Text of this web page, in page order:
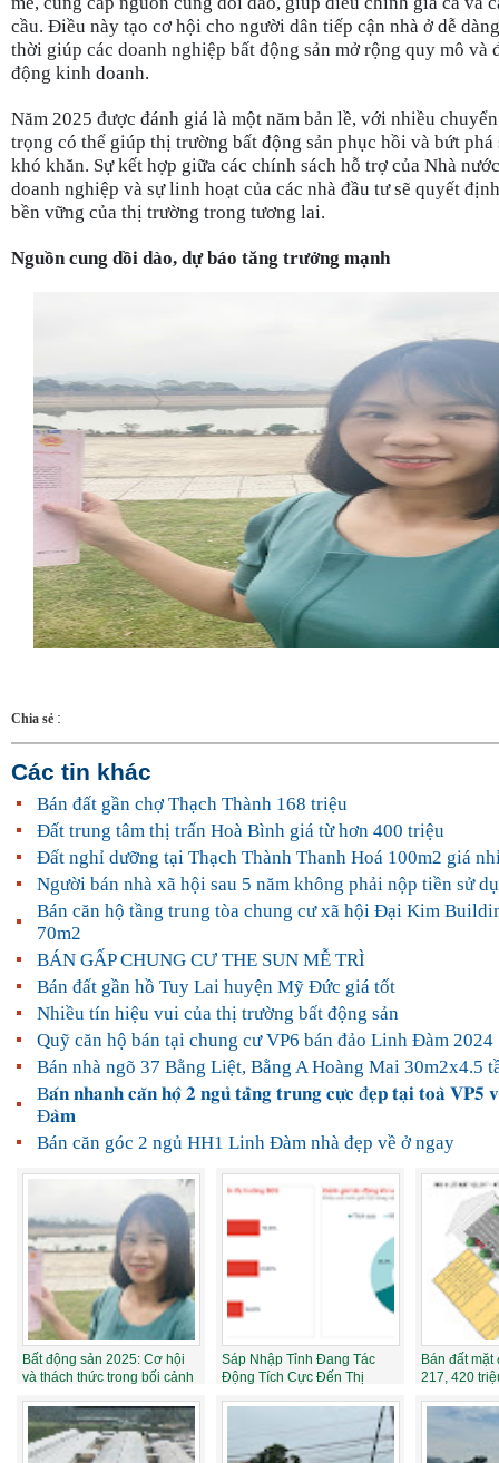
cầu. Điều này tạo cơ hội cho người dân tiếp cận nhà ở dễ
thời giúp các doanh nghiệp bất động sản mở rộng quy mô và
động kinh doanh.
Năm 2025 được đánh giá là một năm bản lề, với nhiều
trọng có thể giúp thị trường bất động sản phục hồi và bứt phá
khó khăn. Sự kết hợp giữa các chính sách hỗ trợ của Nhà
doanh nghiệp và sự linh hoạt của các nhà đầu tư sẽ quyết
bền vững của thị trường trong tương lai.
Nguồn cung dồi dào, dự báo tăng trưởng mạnh
Chia sẻ :
Các tin khác
Bán đất gần chợ Thạch Thành 168 triệu
Đất trung tâm thị trấn Hoà Bình giá từ hơn 400 triệu
Đất nghỉ dưỡng tại Thạch Thành Thanh Hoá 100m2 giá
Người bán nhà xã hội sau 5 năm không phải nộp tiền sử
Bán căn hộ tầng trung tòa chung cư xã hội Đại Kim
70m2
BÁN GẤP CHUNG CƯ THE SUN MỄ TRÌ
Bán đất gần hồ Tuy Lai huyện Mỹ Đức giá tốt
Nhiều tín hiệu vui của thị trường bất động sản
Quỹ căn hộ bán tại chung cư VP6 bán đảo Linh Đàm 2024
Bán nhà ngõ 37 Bằng Liệt, Bằng A Hoàng Mai 30m2x4.5
B𝐚́𝐧 𝐧𝐡𝐚𝐧𝐡 𝐜𝐚̆𝐧 𝐡𝐨̣̂ 𝟐 𝐧𝐠𝐮̉ 𝐭𝐚̂̀𝐧𝐠 𝐭𝐫𝐮𝐧𝐠 𝐜𝐮̛̣𝐜 đ𝐞̣𝐩 𝐭𝐚̣𝐢 𝐭𝐨𝐚̀ 𝐕𝐏𝟓
Đ𝐚̀𝐦
Bán căn góc 2 ngủ HH1 Linh Đàm nhà đẹp về ở ngay
Bất động sản 2025: Cơ hội
và thách thức trong bối cảnh
Sáp Nhập Tỉnh Đang Tác
Động Tích Cực Đến Thị
Bán đất
217, 420